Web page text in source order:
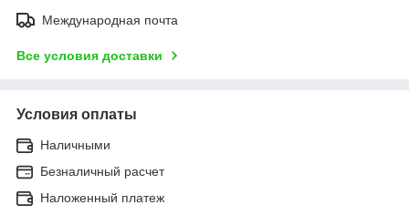
Международная почта
Все условия доставки
Условия оплаты
Наличными
Безналичный расчет
Наложенный платеж